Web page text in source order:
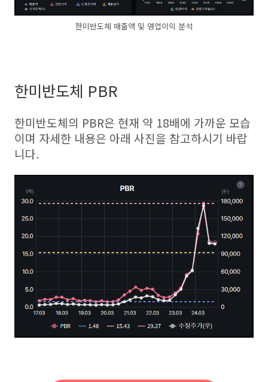
한미반도체 매출액 및 영업이익 분석
한미반도체 PBR
한미반도체의 PBR은 현재 약 18배에 가까운 모습
이며 자세한 내용은 아래 사진을 참고하시기 바랍
니다.